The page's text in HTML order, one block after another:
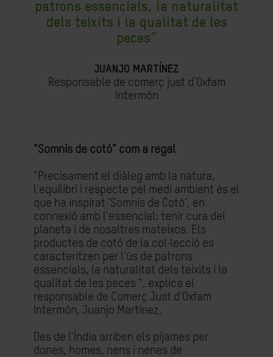
patrons essencials, la naturalitat
dels teixits i la qualitat de les
peces”
JUANJO MARTÍNEZ
Responsable de comerç just d'Oxfam
Intermón
"Somnis de cotó" com a regal
"Precisament el diàleg amb la natura,
l'equilibri i respecte pel medi ambient és el
que ha inspirat ‘Somnis de Cotó’, en
connexió amb l'essencial: tenir cura del
planeta i de nosaltres mateixos. Els
productes de cotó de la col·lecció es
caracteritzen per l'ús de patrons
essencials, la naturalitat dels teixits i la
qualitat de les peces ", explica el
responsable de Comerç Just d'Oxfam
Intermón, Juanjo Martínez.
Des de l'Índia arriben els pijames per
dones, homes, nens i nenes de